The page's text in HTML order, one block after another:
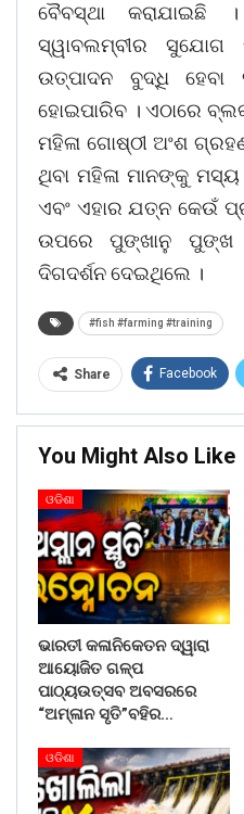
ବୈବସ୍ଥା କରାଯାଇଛି
ସ୍ୱାବଲମ୍ବୀର ସୁଯୋଗ
ଉତ୍ପାଦନ ବୁଦ୍ଧି
ହୋଇପାରିବ । ଏଠାରେ
ମହିଳା ଗୋଷ୍ଠୀ ଅଂଶ
ଥିବା ମହିଳା ମାନଙ୍କୁ
ଏବଂ ଏହାର ଯତ୍ନ କେଉଁ
ଉପରେ ପୁଙ୍ଖାନୁ ପୁଙ୍ଖ
ଦିଗଦର୍ଶନ ଦେଇଥିଲେ ।
#fish #farming #training
Share Facebook
You Might Also Like
ଓଡିଶା
ଭାରତୀ କଳାନିକେତନ ଦ୍ୱାରା
ଆୟୋଜିତ ଗଳ୍ପ
ପାଠ୍ୟଉତ୍ସବ ଅବସରରେ
“ଅମ୍ଳାନ ସୃତି”ବହିର…
ଓଡିଶା